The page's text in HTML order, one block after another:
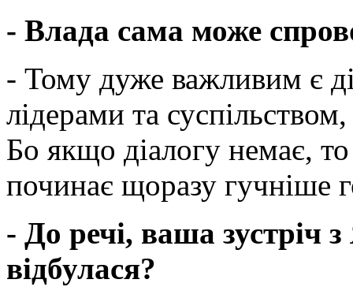
- Влада сама може
- Тому дуже важливим є
лідерами та
Бо якщо діалогу немає,
починає щоразу гучніше
- До речі, ваша зустріч
відбулася?